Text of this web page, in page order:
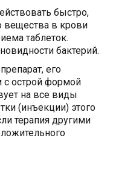
быстро,
вещества в крови
таблеток.
бактерий.
его
с острой формой
на все виды
(инъекции) этого
терапия другими